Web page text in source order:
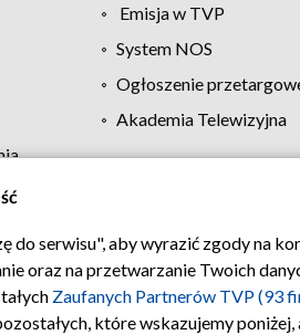
Emisja w TVP
System NOS
Ogłoszenie
Akademia Telewizyjna
Regulamin TVP
do serwisu", aby wyrazić zgody na
oraz na przetwarzanie Twoich
Zaufanych Partnerów TVP (93
które wskazujemy